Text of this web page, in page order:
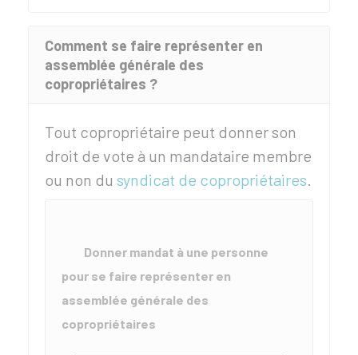
Comment se faire représenter en
assemblée générale des
copropriétaires ?
Tout copropriétaire peut donner son
droit de vote à un mandataire membre
ou non du syndicat de copropriétaires.
Donner mandat à une personne
pour se faire représenter en
assemblée générale des
copropriétaires